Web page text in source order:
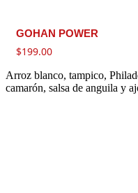
GOHAN POWER
$199.00
Arroz blanco, tampico,
camarón, salsa de anguila y